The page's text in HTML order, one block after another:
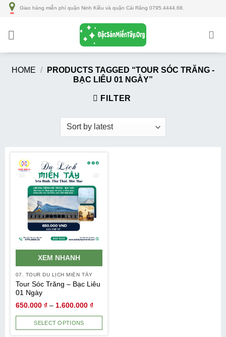
Số
Giao hàng miễn phí quận Ninh Kiều và quận Cái Răng 0795.4444.68.
HOME /
PRODUCTS TAGGED “TOUR SÓC TRĂNG -
BẠC LIÊU 01 NGÀY”
FILTER
XEM NHANH
07. TOUR DU LỊCH MIỀN TÂY
Tour Sóc Trăng – Bạc Liêu
01 Ngày
650.000 ₫– 1.600.000 ₫
SELECT OPTIONS